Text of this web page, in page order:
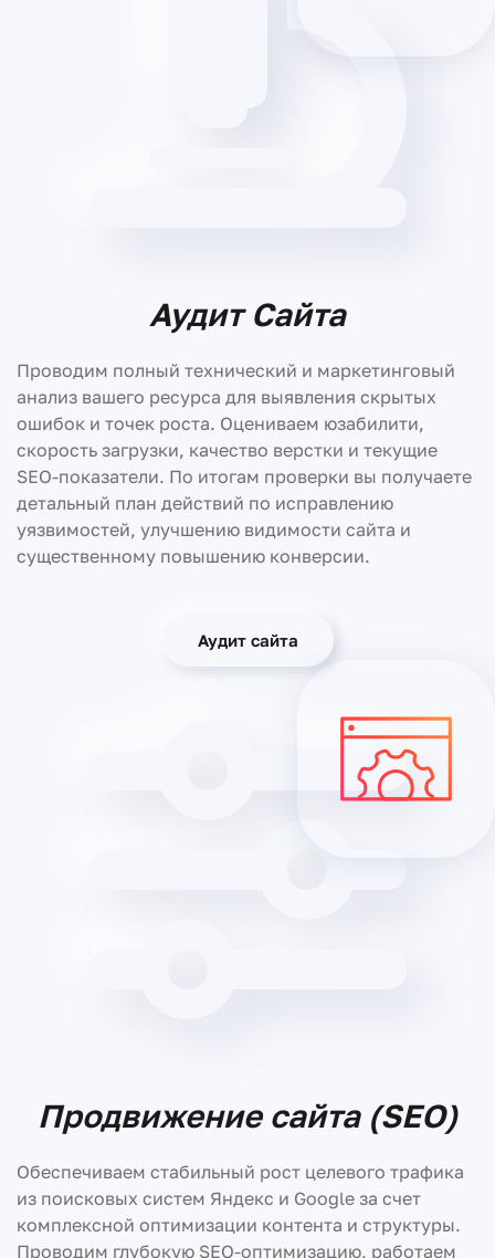
Аудит Сайта
Проводим полный технический и маркетинговый
анализ вашего ресурса для выявления скрытых
ошибок и точек роста. Оцениваем юзабилити,
скорость загрузки, качество верстки и текущие
SEO-показатели. По итогам проверки вы получаете
детальный план действий по исправлению
уязвимостей, улучшению видимости сайта и
существенному повышению конверсии.
Аудит сайта
Продвижение сайта (SEO)
Обеспечиваем стабильный рост целевого трафика
из поисковых систем Яндекс и Google за счет
комплексной оптимизации контента и структуры.
Проводим глубокую SEO-оптимизацию, работаем